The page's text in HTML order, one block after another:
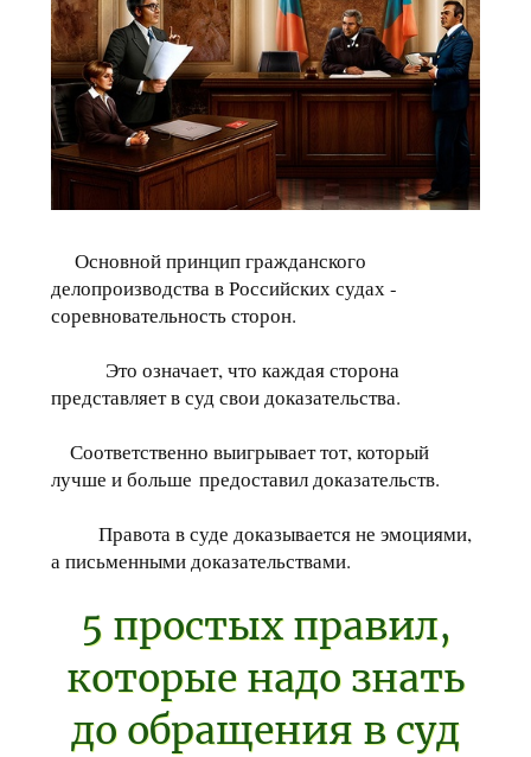
Основной принцип гражданского
делопроизводства в Российских судах -
соревновательность сторон.
Это означает, что каждая сторона
представляет в суд свои доказательства.
Соответственно выигрывает тот, который
лучше и больше предоставил доказательств.
Правота в суде доказывается не эмоциями,
а письменными доказательствами.
5 простых правил,
которые надо знать
до обращения в суд